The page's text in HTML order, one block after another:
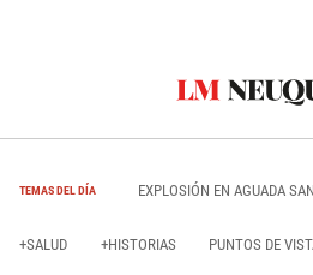
TEMAS DEL DÍA EXPLOSIÓN EN AGUADA
+SALUD +HISTORIAS PUNTOS DE